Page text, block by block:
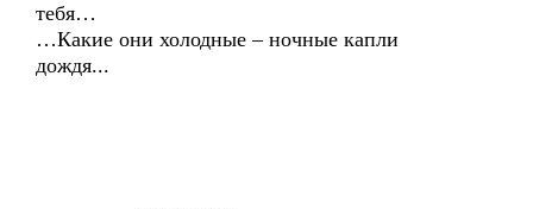
тебя…
…Какие они холодные – ночные капли
дождя...